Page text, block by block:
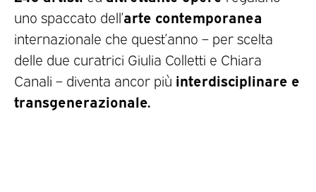
uno spaccato dell’arte contemporanea
internazionale che quest’anno – per scelta
delle due curatrici Giulia Colletti e Chiara
Canali – diventa ancor più interdisciplinare e
transgenerazionale.